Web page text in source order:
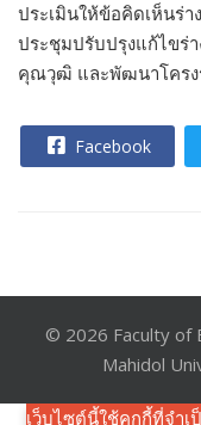
ประเมินให้ข้อคิดเห็นร่
ประชุมปรับปรุงแก้ไขร่า
คุณวุฒิ และพัฒนาโครง
Facebook
© 2026 Faculty of
Mahidol
เว็บไซต์นี้ใช้คุกกี้ที่จำ